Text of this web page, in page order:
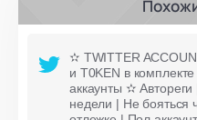
✫ TWITTER
и T0KEN в
аккаунты ✫
недели | Не бояться